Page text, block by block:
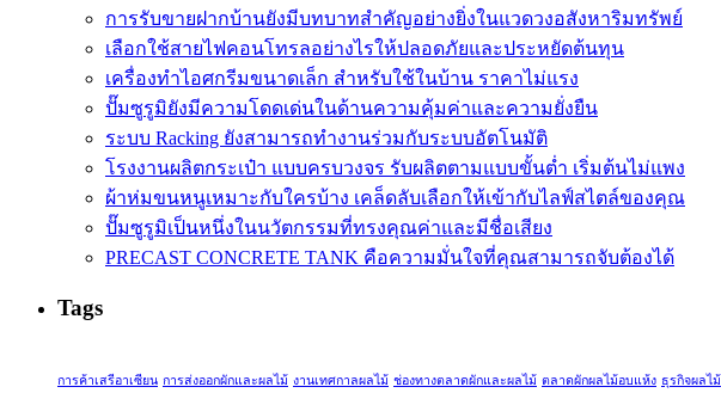
การรับขายฝากบ้านยังมีบทบาทสำคัญอย่างยิ่งในแวดวงอสังหาริมทรัพย์
เลือกใช้สายไฟคอนโทรลอย่างไรให้ปลอดภัยและประหยัดต้นทุน
เครื่องทำไอศกรีมขนาดเล็ก สำหรับใช้ในบ้าน ราคาไม่แรง
ปั๊มซูรูมิยังมีความโดดเด่นในด้านความคุ้มค่าและความยั่งยืน
ระบบ Racking ยังสามารถทำงานร่วมกับระบบอัตโนมัติ
โรงงานผลิตกระเป๋า แบบครบวงจร รับผลิตตามแบบขั้นต่ำ เริ่มต้นไม่แพง
ผ้าห่มขนหนูเหมาะกับใครบ้าง เคล็ดลับเลือกให้เข้ากับไลฟ์สไตล์ของคุณ
ปั๊มซูรูมิเป็นหนึ่งในนวัตกรรมที่ทรงคุณค่าและมีชื่อเสียง
PRECAST CONCRETE TANK คือความมั่นใจที่คุณสามารถจับต้องได้
Tags
การค้าเสรีอาเซียน การส่งออกผักและผลไม้ งานเทศกาลผลไม้ ช่องทางตลาดผักและผลไม้ ตลาดผักผลไม้อบแห้ง ธุรกิจผลไม้